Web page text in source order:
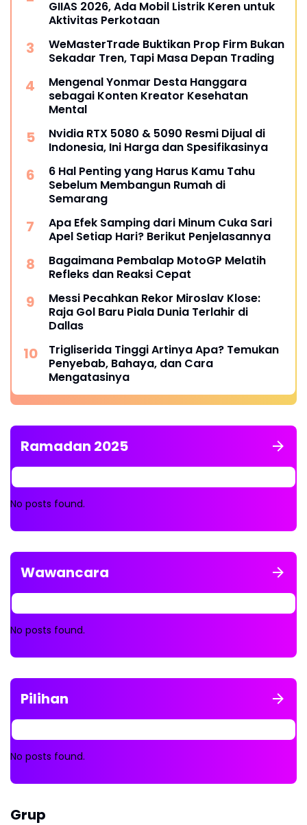
GIIAS 2026, Ada Mobil Listrik Keren untuk
Aktivitas Perkotaan
WeMasterTrade Buktikan Prop Firm Bukan
Sekadar Tren, Tapi Masa Depan Trading
Mengenal Yonmar Desta Hanggara
sebagai Konten Kreator Kesehatan
Mental
Nvidia RTX 5080 & 5090 Resmi Dijual di
Indonesia, Ini Harga dan Spesifikasinya
6 Hal Penting yang Harus Kamu Tahu
Sebelum Membangun Rumah di
Semarang
Apa Efek Samping dari Minum Cuka Sari
Apel Setiap Hari? Berikut Penjelasannya
Bagaimana Pembalap MotoGP Melatih
Refleks dan Reaksi Cepat
Messi Pecahkan Rekor Miroslav Klose:
Raja Gol Baru Piala Dunia Terlahir di
Dallas
Trigliserida Tinggi Artinya Apa? Temukan
Penyebab, Bahaya, dan Cara
Mengatasinya
Ramadan 2025
No posts found.
Wawancara
No posts found.
Pilihan
No posts found.
Grup